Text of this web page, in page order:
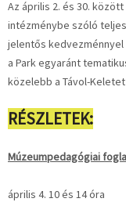
Az április 2. és 30.
intézménybe szóló
jelentős kedvezménnyel
a Park egyaránt
közelebb a Távol-
RÉSZLETEK:
Múzeumpedagógiai
április 4. 10 és 14 óra